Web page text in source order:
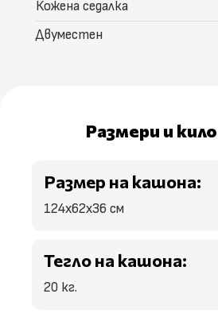
Кожена седалка
Двуместен
Размери и
Размер на кашона:
124x62x36 см
Тегло на кашона:
20 кг.